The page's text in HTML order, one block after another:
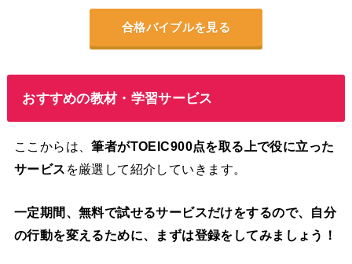
合格バイブルを見る
おすすめの教材・学習サービス
ここからは、筆者がTOEIC900点を取る上で役に立った
サービス を厳選して紹介していきます。
一定期間、無料で試せるサービスだけをするので、自分
の行動を変えるために、まずは登録をしてみましょう！